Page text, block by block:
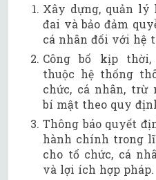
Xây dựng, quản
đai và bảo đảm
cá nhân đối với hệ
Công bố kịp
thuộc hệ thống
chức, cá nhân,
bí mật theo quy
Thông báo quyết
hành chính trong
cho tổ chức, cá
và lợi ích hợp pháp.